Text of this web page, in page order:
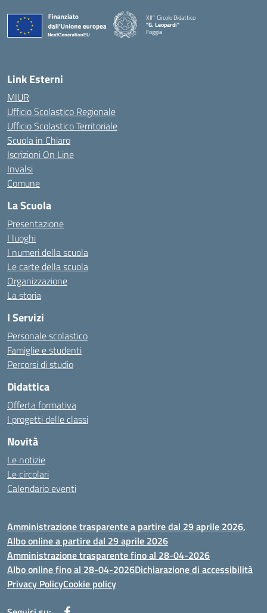
XII° Circolo Didattico
"G. Leopardi"
Foggia
— Visita la pagina iniziale della scuola
Link Esterni
MIUR
Ufficio Scolastico Regionale
Ufficio Scolastico Territoriale
Scuola in Chiaro
Iscrizioni On Line
Invalsi
Comune
La Scuola
Presentazione
I luoghi
I numeri della scuola
Le carte della scuola
Organizzazione
La storia
I Servizi
Personale scolastico
Famiglie e studenti
Percorsi di studio
Didattica
Offerta formativa
I progetti delle classi
Novità
Le notizie
Le circolari
Calendario eventi
Amministrazione trasparente a partire dal 29 aprile 2026,
Albo online a partire dal 29 aprile 2026
Amministrazione trasparente fino al 28-04-2026
Albo online fino al 28-04-2026Dichiarazione di accessibilità
Privacy PolicyCookie policy